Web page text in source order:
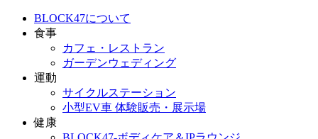
BLOCK47について
食事
カフェ・レストラン
ガーデンウェディング
運動
サイクルステーション
小型EV車 体験販売・展示場
健康